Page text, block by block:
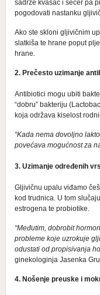
sadrže kvasac i šećer pa
pogodovati nastanku
Ako ste skloni gljivičnim
slatkiša te hrane poput
hrane.
2. Prečesto uzimanje
Antibiotici mogu ubiti
“dobru” bakteriju
koja održava kiselost
“Kada nema dovoljno
povećava mogućnost za
3. Uzimanje određenih
Gljivičnu upalu viđamo
kod trudnica. U tom
estrogena te probiotike.
“Međutim, dobrobit
probleme koje uzrokuje
odustati od propisivanja
ginekologinja Jasenka
4. Nošenje preuske i